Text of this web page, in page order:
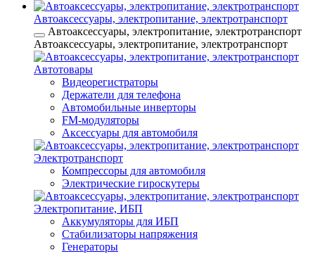
Автоаксессуары, электропитание, электротранспорт
Автоаксессуары, электропитание, электротранспорт
Автоаксессуары, электропитание, электротранспорт
Автотовары
Видеорегистраторы
Держатели для телефона
Автомобильные инверторы
FM-модуляторы
Аксессуары для автомобиля
Электротранспорт
Компрессоры для автомобиля
Электрические гироскутеры
Электропитание, ИБП
Аккумуляторы для ИБП
Стабилизаторы напряжения
Генераторы